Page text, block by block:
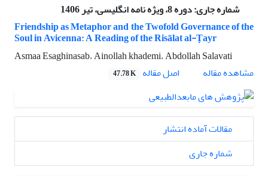
شماره جاری:دوره 8، ویژه نامه انگلیسی، تیر 1406
Friendship as Metaphor and the Twofold Governance of the
Soul in Avicenna: A Reading of the Risālat al-Ṭayr
Asmaa Esaghinasab، Ainollah khademi، Abdollah Salavati
مشاهده مقاله
اصل مقاله 47.78 K
مقالات آماده انتشار
شماره جاری